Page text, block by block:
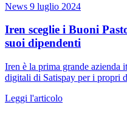
News 9 luglio 2024
Iren sceglie i Buoni
suoi dipendenti
Iren è la prima grande azienda
digitali di Satispay per i propri
Leggi l'articolo